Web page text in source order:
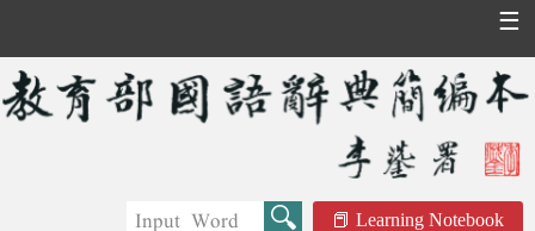
☰
Learning Notebook